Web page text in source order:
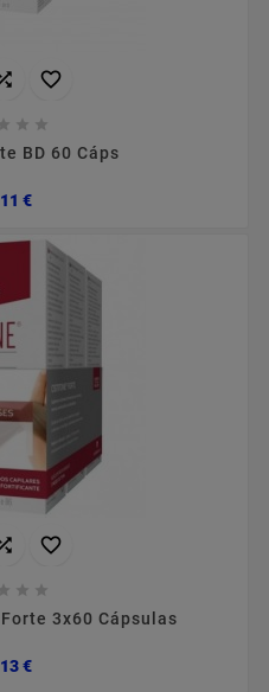

  
BD 60 Cáps
€Preço

  
3x60 Cápsulas
€Preço